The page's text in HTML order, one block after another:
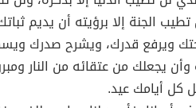
الجنة إلا برؤيته أن يديم
ويرفع قدرك، ويشرح صدرك
وأن يجعلك من عتقائه من النار
كل أيامك عيد.